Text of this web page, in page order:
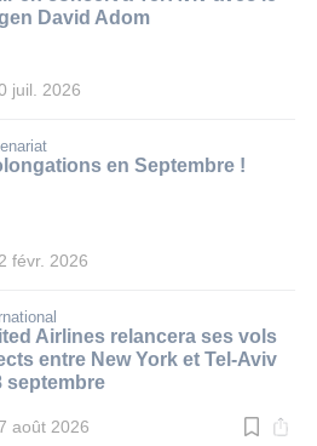
David Adom
juil. 2026
en Septembre !
févr. 2026
Airlines relancera ses vols
entre New York et Tel-Aviv
septembre
août 2026